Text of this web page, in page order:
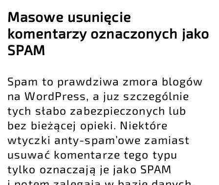
Masowe usunięcie
komentarzy oznaczonych jako
SPAM
Spam to prawdziwa zmora blogów
na WordPress, a juz szczególnie
tych słabo zabezpieczonych lub
bez bieżącej opieki. Niektóre
wtyczki anty-spam’owe zamiast
usuwać komentarze tego typu
tylko oznaczają je jako SPAM